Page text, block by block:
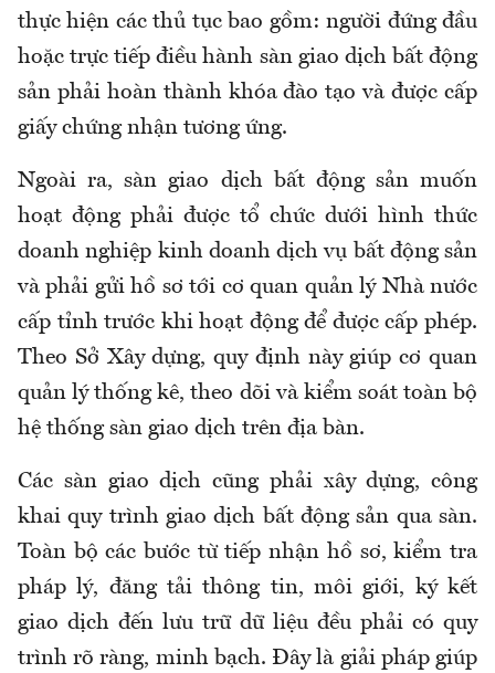
thực hiện các thủ tục bao gồm: người đứng đầu
hoặc trực tiếp điều hành sàn giao dịch bất động
sản phải hoàn thành khóa đào tạo và được cấp
giấy chứng nhận tương ứng.
Ngoài ra, sàn giao dịch bất động sản muốn
hoạt động phải được tổ chức dưới hình thức
doanh nghiệp kinh doanh dịch vụ bất động sản
và phải gửi hồ sơ tới cơ quan quản lý Nhà nước
cấp tỉnh trước khi hoạt động để được cấp phép.
Theo Sở Xây dựng, quy định này giúp cơ quan
quản lý thống kê, theo dõi và kiểm soát toàn bộ
hệ thống sàn giao dịch trên địa bàn.
Các sàn giao dịch cũng phải xây dựng, công
khai quy trình giao dịch bất động sản qua sàn.
Toàn bộ các bước từ tiếp nhận hồ sơ, kiểm tra
pháp lý, đăng tải thông tin, môi giới, ký kết
giao dịch đến lưu trữ dữ liệu đều phải có quy
trình rõ ràng, minh bạch. Đây là giải pháp giúp